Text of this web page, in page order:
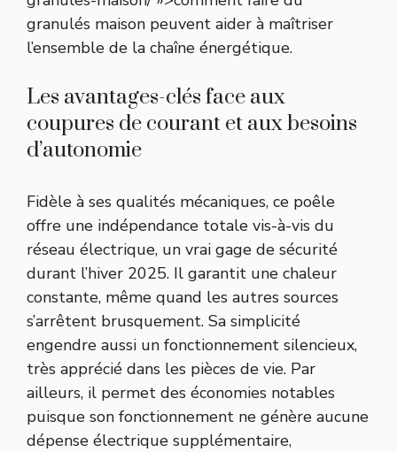
granulés maison peuvent aider à maîtriser
l’ensemble de la chaîne énergétique.
Les avantages-clés face aux
coupures de courant et aux besoins
d’autonomie
Fidèle à ses qualités mécaniques, ce poêle
offre une indépendance totale vis-à-vis du
réseau électrique, un vrai gage de sécurité
durant l’hiver 2025. Il garantit une chaleur
constante, même quand les autres sources
s’arrêtent brusquement. Sa simplicité
engendre aussi un fonctionnement silencieux,
très apprécié dans les pièces de vie. Par
ailleurs, il permet des économies notables
puisque son fonctionnement ne génère aucune
dépense électrique supplémentaire,